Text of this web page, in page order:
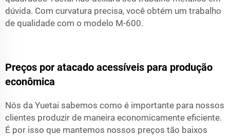
dúvida. Com curvatura precisa, você obtém um trabalho
de qualidade com o modelo M-600.
Preços por atacado acessíveis para produção
econômica
Nós da Yuetai sabemos como é importante para nossos
clientes produzir de maneira economicamente eficiente.
É por isso que mantemos nossos preços tão baixos